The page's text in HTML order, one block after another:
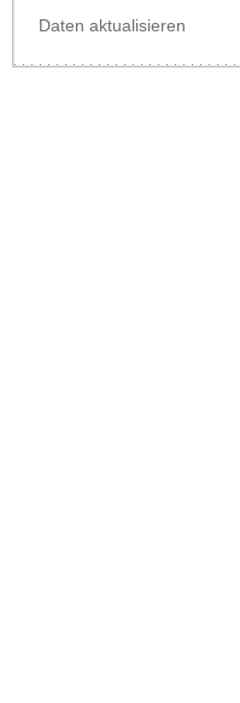
Daten aktualisieren